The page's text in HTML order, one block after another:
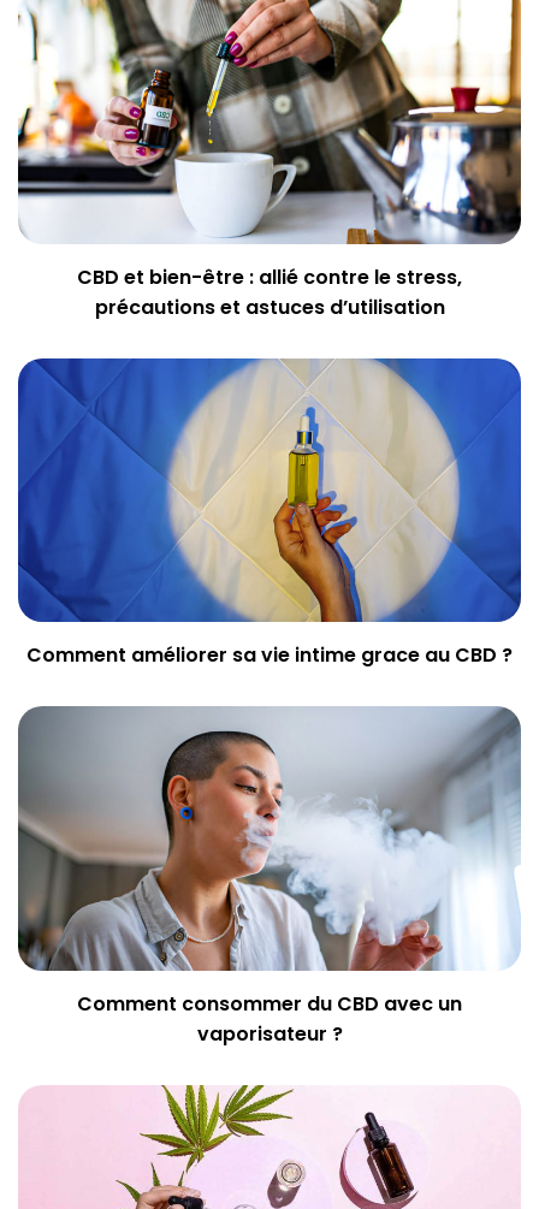
CBD et bien-être : allié contre le stress,
précautions et astuces d’utilisation
Comment améliorer sa vie intime grace au CBD ?
Comment consommer du CBD avec un
vaporisateur ?